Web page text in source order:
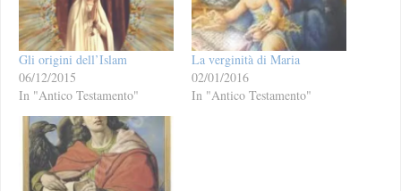
Gli origini dell’Islam
06/12/2015
In "Antico Testamento"
La verginità di Maria
02/01/2016
In "Antico Testamento"